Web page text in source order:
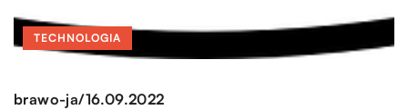
TECHNOLOGIA
brawo-ja/16.09.2022